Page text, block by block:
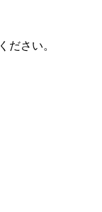
ださい。